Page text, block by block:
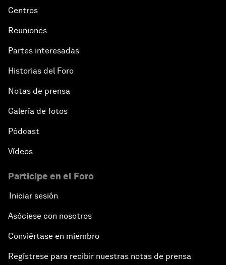
Centros
Reuniones
Partes interesadas
Historias del Foro
Notas de prensa
Galería de fotos
Pódcast
Vídeos
Participe en el Foro
Iniciar sesión
Asóciese con nosotros
Conviértase en miembro
Regístrese para recibir nuestras notas de prensa